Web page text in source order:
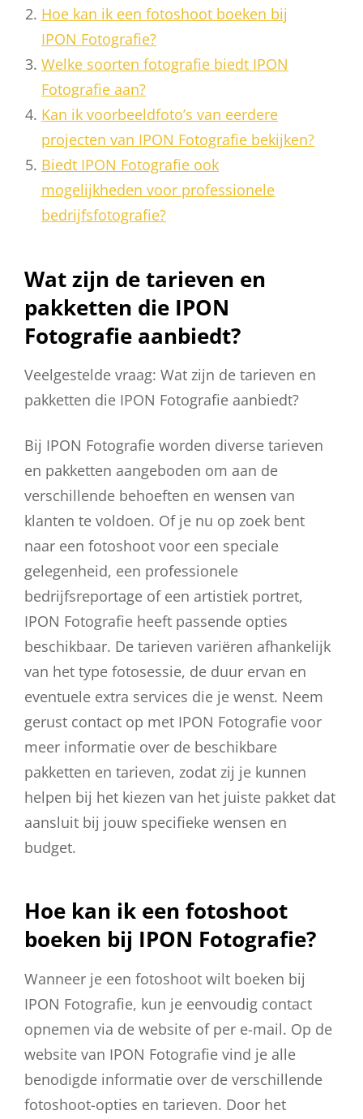
Hoe kan ik een fotoshoot boeken bij
IPON Fotografie?
Welke soorten fotografie biedt IPON
Fotografie aan?
Kan ik voorbeeldfoto’s van eerdere
projecten van IPON Fotografie bekijken?
Biedt IPON Fotografie ook
mogelijkheden voor professionele
bedrijfsfotografie?
Wat zijn de tarieven en
pakketten die IPON
Fotografie aanbiedt?
Veelgestelde vraag: Wat zijn de tarieven en
pakketten die IPON Fotografie aanbiedt?
Bij IPON Fotografie worden diverse tarieven
en pakketten aangeboden om aan de
verschillende behoeften en wensen van
klanten te voldoen. Of je nu op zoek bent
naar een fotoshoot voor een speciale
gelegenheid, een professionele
bedrijfsreportage of een artistiek portret,
IPON Fotografie heeft passende opties
beschikbaar. De tarieven variëren afhankelijk
van het type fotosessie, de duur ervan en
eventuele extra services die je wenst. Neem
gerust contact op met IPON Fotografie voor
meer informatie over de beschikbare
pakketten en tarieven, zodat zij je kunnen
helpen bij het kiezen van het juiste pakket dat
aansluit bij jouw specifieke wensen en
budget.
Hoe kan ik een fotoshoot
boeken bij IPON Fotografie?
Wanneer je een fotoshoot wilt boeken bij
IPON Fotografie, kun je eenvoudig contact
opnemen via de website of per e-mail. Op de
website van IPON Fotografie vind je alle
benodigde informatie over de verschillende
fotoshoot-opties en tarieven. Door het